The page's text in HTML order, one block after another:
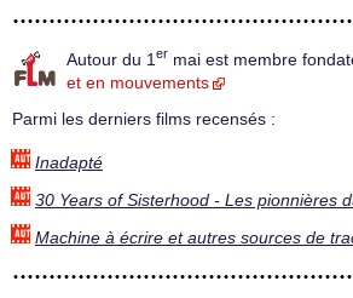
Autour du 1 er mai est membre
et en mouvements
Parmi les derniers films recensés :
Inadapté
30 Years of Sisterhood - Les pionnières
Machine à écrire et autres sources de